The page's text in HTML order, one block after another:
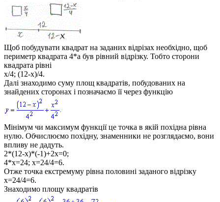
Щоб побудувати квадрат на заданих відрізах необхідно, щоб
периметр квадрата 4*a був рівний відрізку. Тобто сторони
квадрата рівні
x/4; (12-x)/4.
Далі знаходимо суму площ квадратів, побудованих на
знайдених сторонах і позначаємо її через функцію
Мінімум чи максимум функції це точка в якій похідна рівна
нулю. Обчислюємо похідну, знаменники не розглядаємо, вони
впливу не дадуть.
2*(12-x)*(-1)+2x=0;
4*x=24; x=24/4=6.
Отже точка екстремуму рівна половині заданого відрізку
x=24/4=6.
Знаходимо площу квадратів